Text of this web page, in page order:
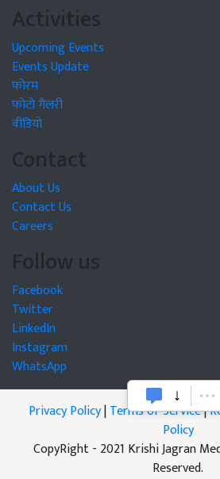
Activities
Upcoming Events
Events Update
फोरम
फोटो गैलरी
वीडियो
Contact
About Us
Contact Us
Careers
Follow us
Facebook
Twitter
LinkedIn
Instagram
WhatsApp
Privacy Policy|Terms of Service|
Policy
CopyRight - 2021 Krishi Jagran
Reserved.